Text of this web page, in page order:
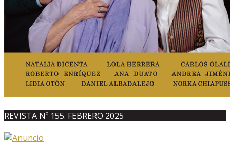
REVISTA Nº 155. FEBRERO 2025